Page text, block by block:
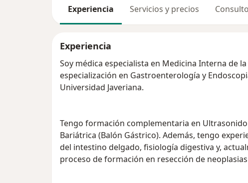
Experiencia Servicios y precios
Experiencia
Soy médica especialista en Medicina Interna de
especialización en Gastroenterología y
Universidad Javeriana.
Tengo formación complementaria en
Bariátrica (Balón Gástrico). Además, tengo
del intestino delgado, fisiología digestiva y,
proceso de formación en resección de